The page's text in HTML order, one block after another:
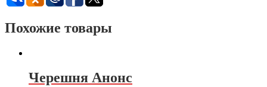
Похожие товары
Черешня Анонс